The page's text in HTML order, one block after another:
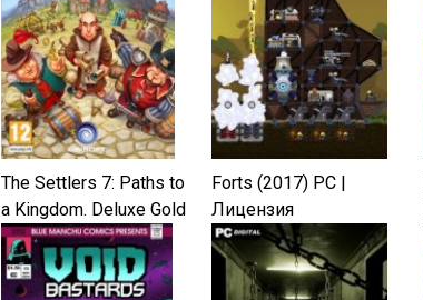
The Settlers 7: Paths to
a Kingdom. Deluxe Gold
Edition (2011)
Forts (2017) PC |
Лицензия